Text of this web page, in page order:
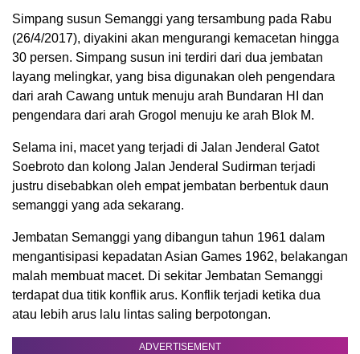
Simpang susun Semanggi yang tersambung pada Rabu
(26/4/2017), diyakini akan mengurangi kemacetan hingga
30 persen. Simpang susun ini terdiri dari dua jembatan
layang melingkar, yang bisa digunakan oleh pengendara
dari arah Cawang untuk menuju arah Bundaran HI dan
pengendara dari arah Grogol menuju ke arah Blok M.
Selama ini, macet yang terjadi di Jalan Jenderal Gatot
Soebroto dan kolong Jalan Jenderal Sudirman terjadi
justru disebabkan oleh empat jembatan berbentuk daun
semanggi yang ada sekarang.
Jembatan Semanggi yang dibangun tahun 1961 dalam
mengantisipasi kepadatan Asian Games 1962, belakangan
malah membuat macet. Di sekitar Jembatan Semanggi
terdapat dua titik konflik arus. Konflik terjadi ketika dua
atau lebih arus lalu lintas saling berpotongan.
ADVERTISEMENT